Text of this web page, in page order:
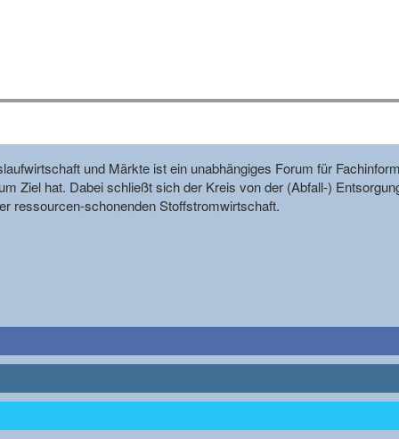
und Märkte ist ein unabhängiges Forum für
Ziel hat. Dabei schließt sich der Kreis von der (Abfall-)
ressourcen-schonenden Stoffstromwirtschaft.